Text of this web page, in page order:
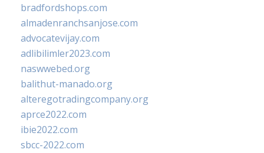
bradfordshops.com
almadenranchsanjose.com
advocatevijay.com
adlibilimler2023.com
naswwebed.org
balithut-manado.org
alteregotradingcompany.org
aprce2022.com
ibie2022.com
sbcc-2022.com